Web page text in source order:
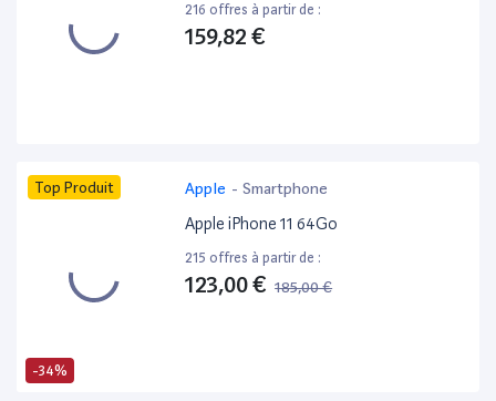
216 offres à partir de :
159,82 €
-34%
Top Produit Apple - Smartphone
Apple iPhone 11 64Go
215 offres à partir de :
123,00 € 185,00 €